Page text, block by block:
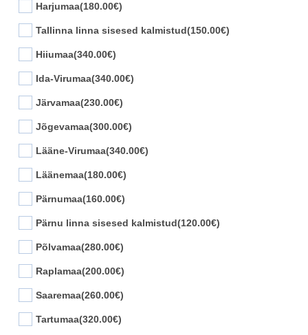
Harjumaa(180.00€)
Tallinna linna sisesed kalmistud(150.00€)
Hiiumaa(340.00€)
Ida-Virumaa(340.00€)
Järvamaa(230.00€)
Jõgevamaa(300.00€)
Lääne-Virumaa(340.00€)
Läänemaa(180.00€)
Pärnumaa(160.00€)
Pärnu linna sisesed kalmistud(120.00€)
Põlvamaa(280.00€)
Raplamaa(200.00€)
Saaremaa(260.00€)
Tartumaa(320.00€)